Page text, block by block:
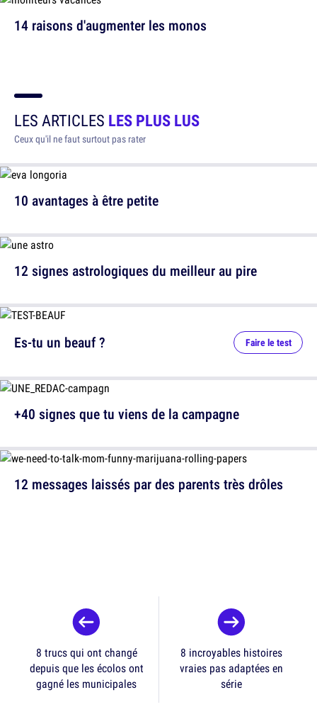
14 raisons d'augmenter les monos
LES ARTICLES LES PLUS LUS
Ceux qu'il ne faut surtout pas rater
10 avantages à être petite
12 signes astrologiques du meilleur au pire
12 messages laissés par des parents très drôles
Es-tu un beauf ? Faire le test
+40 signes que tu viens de la campagne
8 trucs qui ont changé
depuis que les écolos ont
gagné les municipales
8 incroyables histoires
vraies pas adaptées en
série